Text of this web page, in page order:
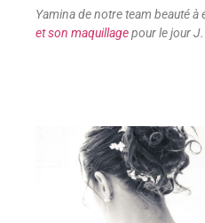
Yamina de notre team beauté à
et son maquillagepour le jour J.